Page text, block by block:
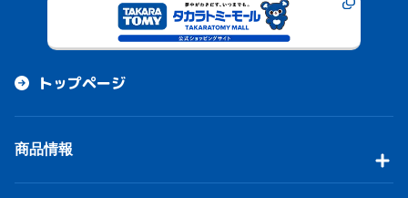
トップページ
商品情報